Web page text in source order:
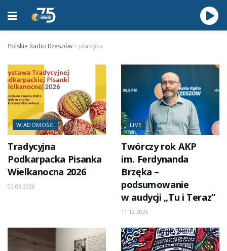
Polskie Radio Rzeszów > plastyka
WIADOMOŚCI
Tradycyjna
Podkarpacka Pisanka
Wielkanocna 2026
02.03.2026
LIVE
Twórczy rok AKP
im. Ferdynanda
Brzęka –
podsumowanie
w audycji „Tu i Teraz”
11.12.2025